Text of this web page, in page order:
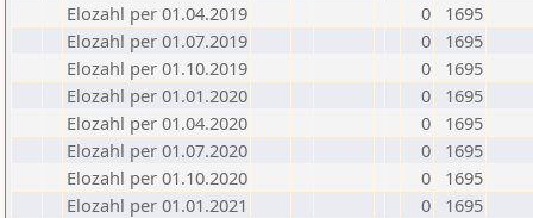
Elozahl per 01.04.2019
0
1695
Elozahl per 01.07.2019
0
1695
Elozahl per 01.10.2019
0
1695
Elozahl per 01.01.2020
0
1695
Elozahl per 01.04.2020
0
1695
Elozahl per 01.07.2020
0
1695
Elozahl per 01.10.2020
0
1695
Elozahl per 01.01.2021
0
1695